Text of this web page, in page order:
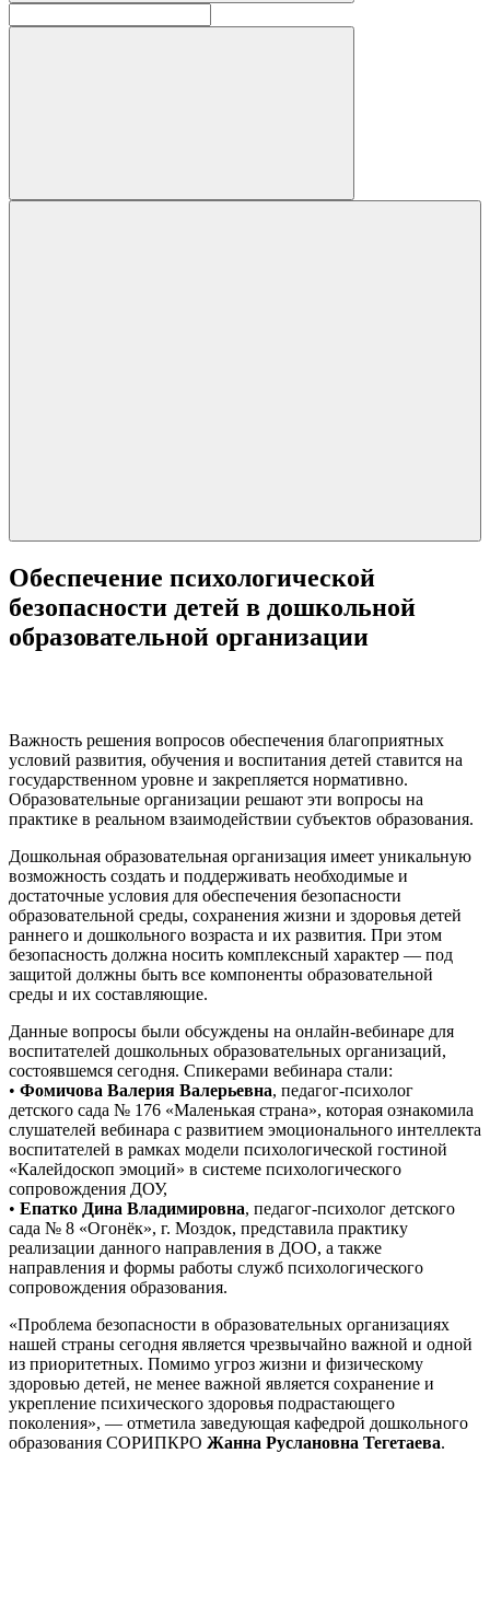
Обеспечение психологической
безопасности детей в дошкольной
образовательной организации
Важность решения вопросов обеспечения благоприятных
условий развития, обучения и воспитания детей ставится на
государственном уровне и закрепляется нормативно.
Образовательные организации решают эти вопросы на
практике в реальном взаимодействии субъектов образования.
Дошкольная образовательная организация имеет уникальную
возможность создать и поддерживать необходимые и
достаточные условия для обеспечения безопасности
образовательной среды, сохранения жизни и здоровья детей
раннего и дошкольного возраста и их развития. При этом
безопасность должна носить комплексный характер — под
защитой должны быть все компоненты образовательной
среды и их составляющие.
Данные вопросы были обсуждены на онлайн-вебинаре для
воспитателей дошкольных образовательных организаций,
состоявшемся сегодня. Спикерами вебинара стали:
• Фомичова Валерия Валерьевна, педагог-психолог
детского сада № 176 «Маленькая страна», которая ознакомила
слушателей вебинара с развитием эмоционального интеллекта
воспитателей в рамках модели психологической гостиной
«Калейдоскоп эмоций» в системе психологического
сопровождения ДОУ,
• Епатко Дина Владимировна, педагог-психолог детского
сада № 8 «Огонёк», г. Моздок, представила практику
реализации данного направления в ДОО, а также
направления и формы работы служб психологического
сопровождения образования.
«Проблема безопасности в образовательных организациях
нашей страны сегодня является чрезвычайно важной и одной
из приоритетных. Помимо угроз жизни и физическому
здоровью детей, не менее важной является сохранение и
укрепление психического здоровья подрастающего
поколения», — отметила заведующая кафедрой дошкольного
образования СОРИПКРО Жанна Руслановна Тегетаева.